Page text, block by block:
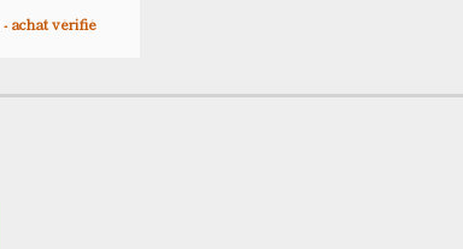
- achat vérifié